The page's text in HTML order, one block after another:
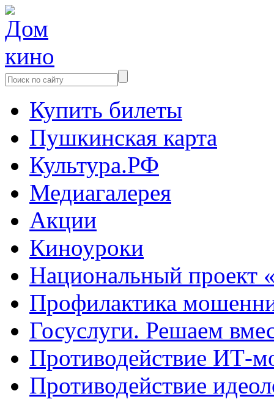
Купить билеты
Пушкинская карта
Культура.РФ
Медиагалерея
Акции
Киноуроки
Национальный проект
Профилактика
Госуслуги. Решаем
Противодействие ИТ-
Противодействие